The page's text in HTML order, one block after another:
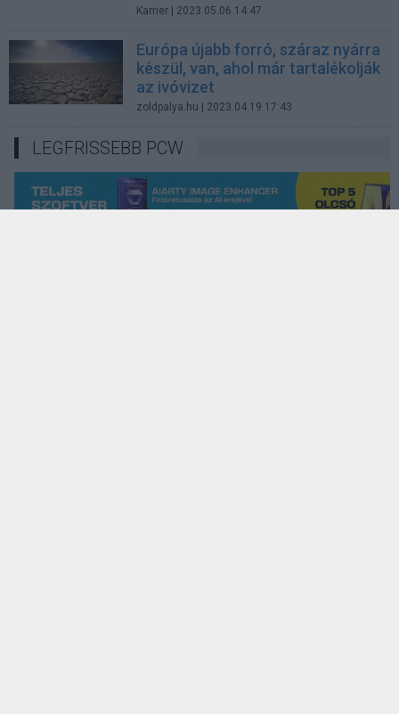
Karrier | 2023.05.06 14:47
Európa újabb forró, száraz nyárra
készül, van, ahol már tartalékolják
az ivóvizet
zoldpalya.hu | 2023.04.19 17:43
LEGFRISSEBB PCW